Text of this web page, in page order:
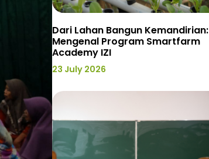
Dari Lahan Bangun Kemandirian:
Mengenal Program Smartfarm
Academy IZI
23 July 2026